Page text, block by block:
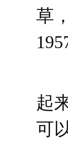
草
起
可